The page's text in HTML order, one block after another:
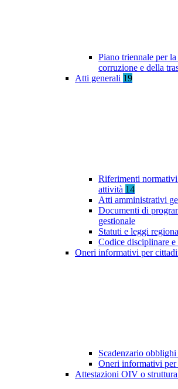
Piano triennale per
corruzione e della
Atti generali 19
Riferimenti
attività 14
Atti amministrativi
Documenti di
gestionale
Statuti e leggi
Codice disciplinare
Oneri informativi per
Scadenzario
Oneri informativi per
Attestazioni OIV o struttura